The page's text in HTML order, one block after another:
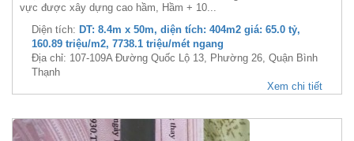
vực được xây dựng cao hầm, Hầm + 10...
Diện tích: DT: 8.4m x 50m, diện tích: 404m2 giá: 65.0 tỷ,
160.89 triệu/m2, 7738.1 triệu/mét ngang
Địa chỉ: 107-109A Đường Quốc Lộ 13, Phường 26, Quận Bình
Thạnh
Xem chi tiết